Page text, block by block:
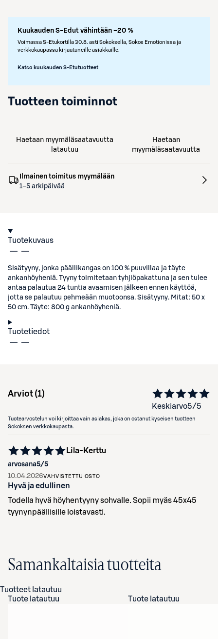
Kuukauden S-Edut vähintään –20 %
Voimassa S-Etukortilla 30.8. asti Sokoksella, Sokos Emotionissa ja
verkkokaupassa kirjautuneille asiakkaille.
Katso kuukauden S-Etutuotteet
Tuotteen toiminnot
Haetaan myymäläsaatavuutta
latautuu
Haetaan
myymäläsaatavuutta
Ilmainen toimitus myymälään
1–5 arkipäivää
Tuotekuvaus
Sisätyyny, jonka päällikangas on 100 % puuvillaa ja täyte
ankanhöyheniä. Tyyny toimitetaan tyhjiöpakattuna ja sen tulee
antaa palautua 24 tuntia avaamisen jälkeen ennen käyttöä,
jotta se palautuu pehmeään muotoonsa. Sisätyyny. Mitat: 50 x
50 cm. Täyte: 800 g ankanhöyheniä.
Tuotetiedot
Arviot (1)
Keskiarvo5/5
Tuotearvostelun voi kirjoittaa vain asiakas, joka on ostanut kyseisen tuotteen
Sokoksen verkkokaupasta.
arvosana5/5
Lila-Kerttu
10.04.2026VAHVISTETTU OSTO
Hyvä ja edullinen
Todella hyvä höyhentyyny sohvalle. Sopii myäs 45x45
tyynynpäällisille loistavasti.
Samankaltaisia tuotteita
Tuotteet latautuu
Tuote latautuu
Tuote latautuu